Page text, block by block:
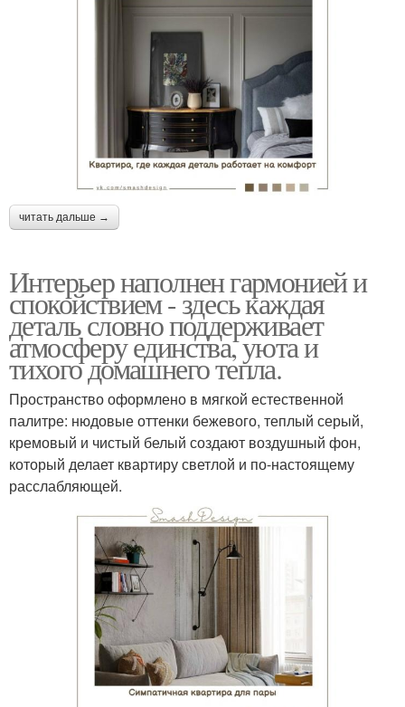
читать дальше →
Интерьер наполнен гармонией и
спокойствием - здесь каждая
деталь словно поддерживает
атмосферу единства, уюта и
тихого домашнего тепла.
Пространство оформлено в мягкой естественной
палитре: нюдовые оттенки бежевого, теплый серый,
кремовый и чистый белый создают воздушный фон,
который делает квартиру светлой и по-настоящему
расслабляющей.